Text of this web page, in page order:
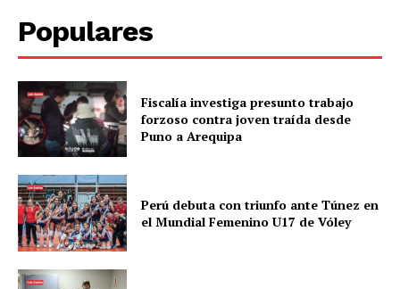
Populares
Fiscalía investiga presunto trabajo
forzoso contra joven traída desde
Puno a Arequipa
Perú debuta con triunfo ante Túnez en
el Mundial Femenino U17 de Vóley